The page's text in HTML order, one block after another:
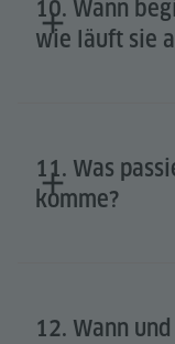
10. Wann
wie läuft sie
11. Was
komme?
12. Wann